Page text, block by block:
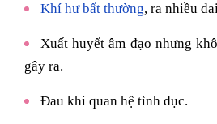
Khí hư bất thường, ra nhiều
Xuất huyết âm đạo nhưng
gây ra.
Đau khi quan hệ tình dục.